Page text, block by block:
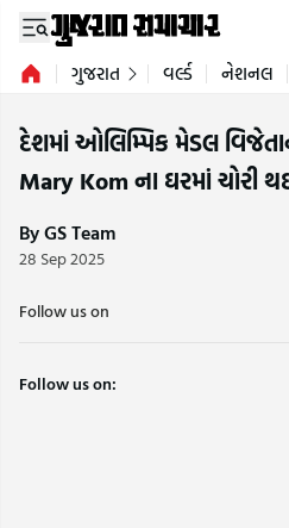
ગુજરાત વર્લ્ડ નેશનલ
દેશમાં ઓલિમ્પિક મેડલ
Mary Kom ના ઘરમાં ચોરી
By GS Team
28 Sep 2025
Follow us on
Follow us on: